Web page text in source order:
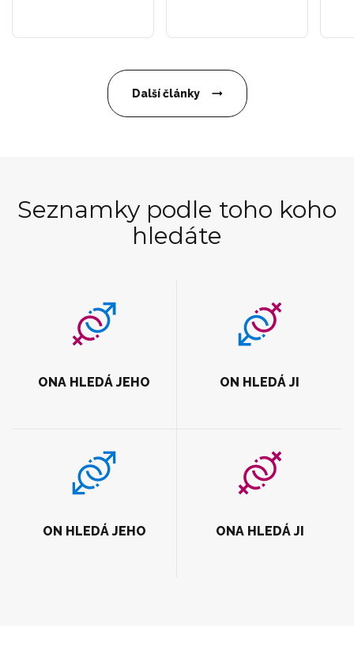
Další články
Seznamky podle toho koho
hledáte
ONA HLEDÁ JEHO ON HLEDÁ JI
ON HLEDÁ JEHO ONA HLEDÁ JI